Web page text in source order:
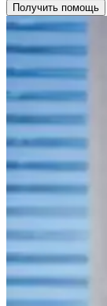
Получить помощь